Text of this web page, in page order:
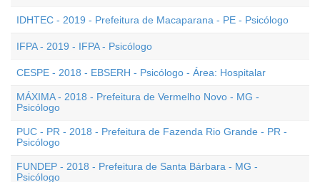
IDHTEC - 2019 - Prefeitura de Macaparana - PE - Psicólogo
IFPA - 2019 - IFPA - Psicólogo
CESPE - 2018 - EBSERH - Psicólogo - Área: Hospitalar
MÁXIMA - 2018 - Prefeitura de Vermelho Novo - MG -
Psicólogo
PUC - PR - 2018 - Prefeitura de Fazenda Rio Grande - PR -
Psicólogo
FUNDEP - 2018 - Prefeitura de Santa Bárbara - MG -
Psicólogo